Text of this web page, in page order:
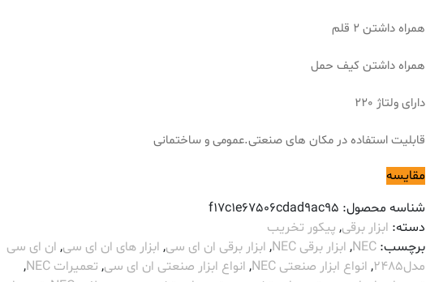
همراه داشتن 2 قلم
همراه داشتن کیف حمل
دارای ولتاژ 220
قابلیت استفاده در مکان های صنعتی.عمومی و ساختمانی
مقایسه
شناسه محصول: f17c1e67506cdad9ac95
دسته: ابزار برقی, پیکور تخریب
برچسب: NEC
, ابزار برقی NEC , ابزار برقی ان ای سی, ابزار های ان ای سی, ان ای سی
مدل2485
, انواع ابزار صنعتی NEC , انواع ابزار صنعتی ان ای سی, تعمیرات NEC
,